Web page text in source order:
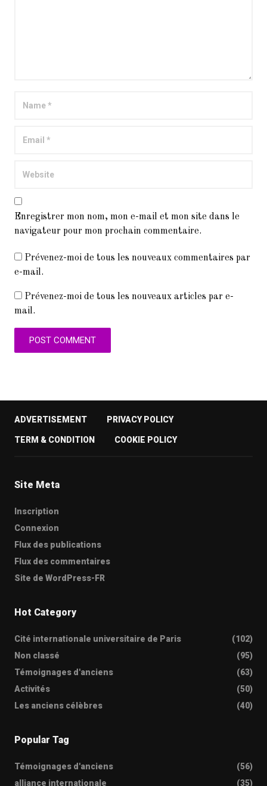
Enregistrer mon nom, mon e-mail et mon site dans le
navigateur pour mon prochain commentaire.
Prévenez-moi de tous les nouveaux commentaires par
e-mail.
Prévenez-moi de tous les nouveaux articles par e-
mail.
ADVERTISEMENT PRIVACY POLICY
TERM & CONDITION COOKIE POLICY
Site Meta
Inscription
Connexion
Flux des publications
Flux des commentaires
Site de WordPress-FR
Hot Category
Cité internationale universitaire de Paris
(102)
Non classé
(95)
Témoignages d'anciens
(63)
Activités
(50)
Les anciens célèbres
(40)
Popular Tag
Témoignages d'anciens
(56)
alliance internationale
(35)